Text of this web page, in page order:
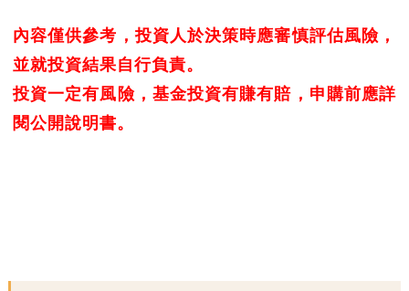
內容僅供參考，投資人於決策時應審慎評估風險，
並就投資結果自行負責。
投資一定有風險，基金投資有賺有賠，申購前應詳
閱公開說明書。